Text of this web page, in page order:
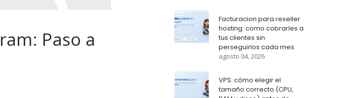
Paso a
Facturacion para reseller
hosting: como cobrarles a
tus clientes sin
perseguirlos cada mes
agosto 04, 2026
VPS: cómo elegir el
tamaño correcto (CPU,